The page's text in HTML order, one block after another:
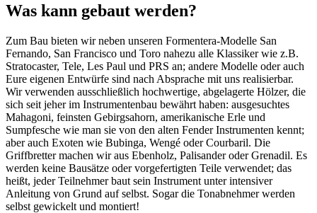
Was kann gebaut werden?
Zum Bau bieten wir neben unseren Formentera-Modelle San
Fernando, San Francisco und Toro nahezu alle Klassiker wie z.B.
Stratocaster, Tele, Les Paul und PRS an; andere Modelle oder auch
Eure eigenen Entwürfe sind nach Absprache mit uns realisierbar.
Wir verwenden ausschließlich hochwertige, abgelagerte Hölzer, die
sich seit jeher im Instrumentenbau bewährt haben: ausgesuchtes
Mahagoni, feinsten Gebirgsahorn, amerikanische Erle und
Sumpfesche wie man sie von den alten Fender Instrumenten kennt;
aber auch Exoten wie Bubinga, Wengé oder Courbaril. Die
Griffbretter machen wir aus Ebenholz, Palisander oder Grenadil. Es
werden keine Bausätze oder vorgefertigten Teile verwendet; das
heißt, jeder Teilnehmer baut sein Instrument unter intensiver
Anleitung von Grund auf selbst. Sogar die Tonabnehmer werden
selbst gewickelt und montiert!